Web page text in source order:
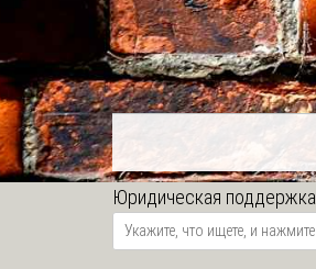
Юридическая поддержка